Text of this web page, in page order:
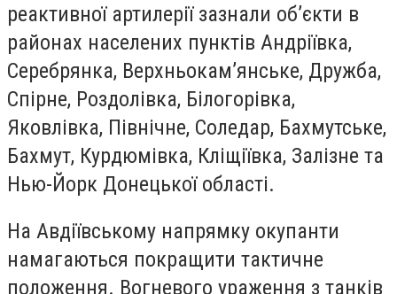
реактивної артилерії зазнали об’єкти в
районах населених пунктів Андріївка,
Серебрянка, Верхньокам’янське, Дружба,
Спірне, Роздолівка, Білогорівка,
Яковлівка, Північне, Соледар, Бахмутське,
Бахмут, Курдюмівка, Кліщіївка, Залізне та
Нью-Йорк Донецької області.
На Авдіївському напрямку окупанти
намагаються покращити тактичне
положення. Вогневого ураження з танків